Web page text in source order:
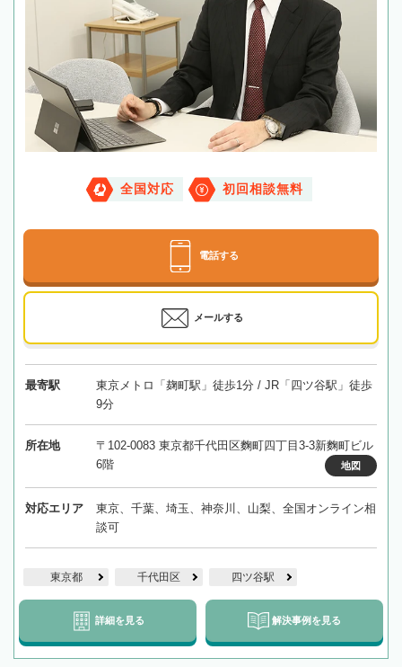
全国対応 初回相談無料
電話する
メールする
最寄駅
東京メトロ「麹町駅」徒歩1分 / JR「四ツ谷駅」徒歩
9分
所在地
〒102-0083 東京都千代田区麴町四丁目3-3新麴町ビル
6階
地図
対応エリア
東京、千葉、埼玉、神奈川、山梨、全国オンライン相
談可
東京都 千代田区 四ツ谷駅
詳細を見る 解決事例を見る